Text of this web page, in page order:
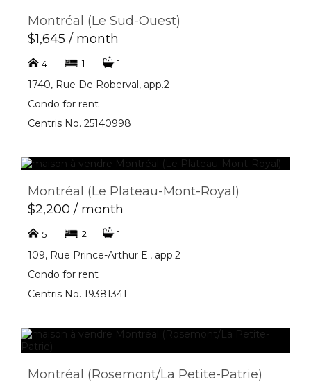
Montréal (Le Sud-Ouest)
$1,645 / month
4 1 1
1740, Rue De Roberval, app.2
Condo for rent
Centris No. 25140998
Montréal (Le Plateau-Mont-Royal)
$2,200 / month
5 2 1
109, Rue Prince-Arthur E., app.2
Condo for rent
Centris No. 19381341
Montréal (Rosemont/La Petite-Patrie)